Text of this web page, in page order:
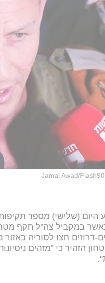
Jamal Awad/Flash90
היום (שלישי) מספר
כאשר במקביל צה"ל תקף
דרוזים חצו לסוריה
הזהיר כי "מזהים